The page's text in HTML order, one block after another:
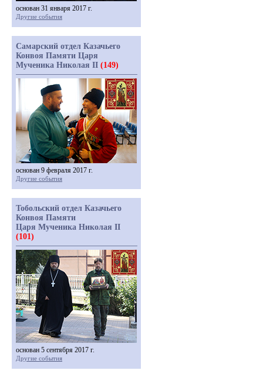
основан 31 января 2017 г.
Другие события
Самарский отдел Казачьего
Конвоя Памяти Царя
Мученика Николая II (149)
основан 9 февраля 2017 г.
Другие события
Тобольский отдел Казачьего
Конвоя Памяти
Царя Мученика Николая II
(101)
основан 5 сентября 2017 г.
Другие события